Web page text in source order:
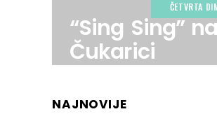
ČETVRTA
“Sing Sing”
Čukarici
NAJNOVIJE